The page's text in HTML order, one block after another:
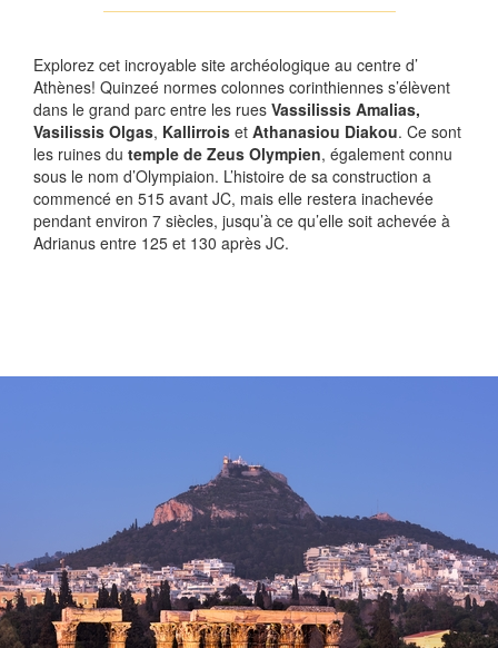
Explorez cet incroyable site archéologique au centre d’
Athènes! Quinzeé normes colonnes corinthiennes s’élèvent
dans le grand parc entre les rues Vassilissis Amalias,
Vasilissis Olgas, Kallirrois et Athanasiou Diakou. Ce sont
les ruines du temple de Zeus Olympien, également connu
sous le nom d’Olympiaion. L’histoire de sa construction a
commencé en 515 avant JC, mais elle restera inachevée
pendant environ 7 siècles, jusqu’à ce qu’elle soit achevée à
Adrianus entre 125 et 130 après JC.